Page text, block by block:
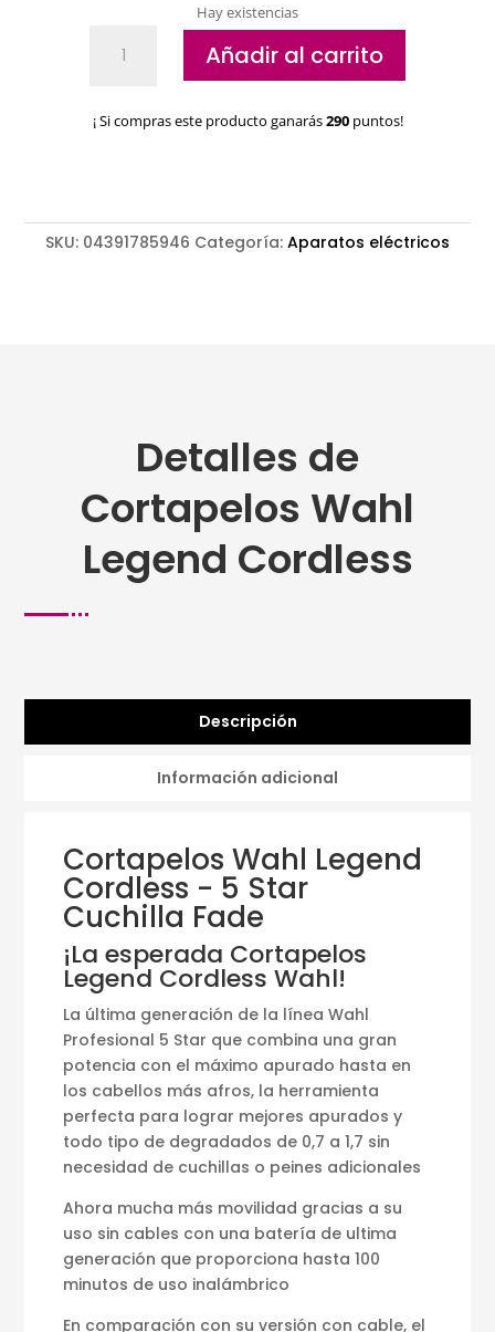
Hay existencias
Wahl
Cordless
Añadir al carrito
¡ Si compras este producto ganarás290puntos!
SKU: 04391785946 Categoría: Aparatos eléctricos
Detalles de
Cortapelos Wahl
Legend Cordless
Descripción
Información adicional
Cortapelos Wahl Legend
Cordless - 5 Star
Cuchilla Fade
¡La esperada Cortapelos
Legend Cordless Wahl!
La última generación de la línea Wahl
Profesional 5 Star que combina una gran
potencia con el máximo apurado hasta en
los cabellos más afros, la herramienta
perfecta para lograr mejores apurados y
todo tipo de degradados de 0,7 a 1,7 sin
necesidad de cuchillas o peines adicionales
Ahora mucha más movilidad gracias a su
uso sin cables con una batería de ultima
generación que proporciona hasta 100
minutos de uso inalámbrico
En comparación con su versión con cable, el